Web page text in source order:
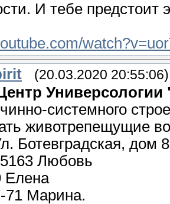
И тебе
(20.03.2020 20:55:06)
системного
животрепещущие
Ботевградская, дом
Любовь
Елена
71 Марина.